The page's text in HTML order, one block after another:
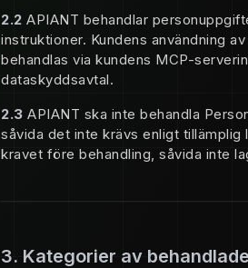
2.2 APIANT behandlar
instruktioner. Kundens användning
behandlas via kundens MCP-
dataskyddsavtal.
2.3 APIANT ska inte behandla
såvida det inte krävs enligt tillämplig
kravet före behandling, såvida inte
3. Kategorier av